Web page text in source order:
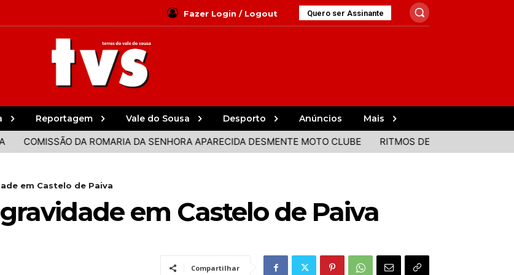
Fazer Login / Logout Quero ser Assinante
Reportagem Vale do Sousa Desporto Anúncios Mais
DA ROMARIA DA SENHORA APARECIDA DESMENTE MOTO CLUBE RITMOS DE PORTUGAL E BRASIL
em Castelo de Paiva
em Castelo de Paiva
Compartilhar